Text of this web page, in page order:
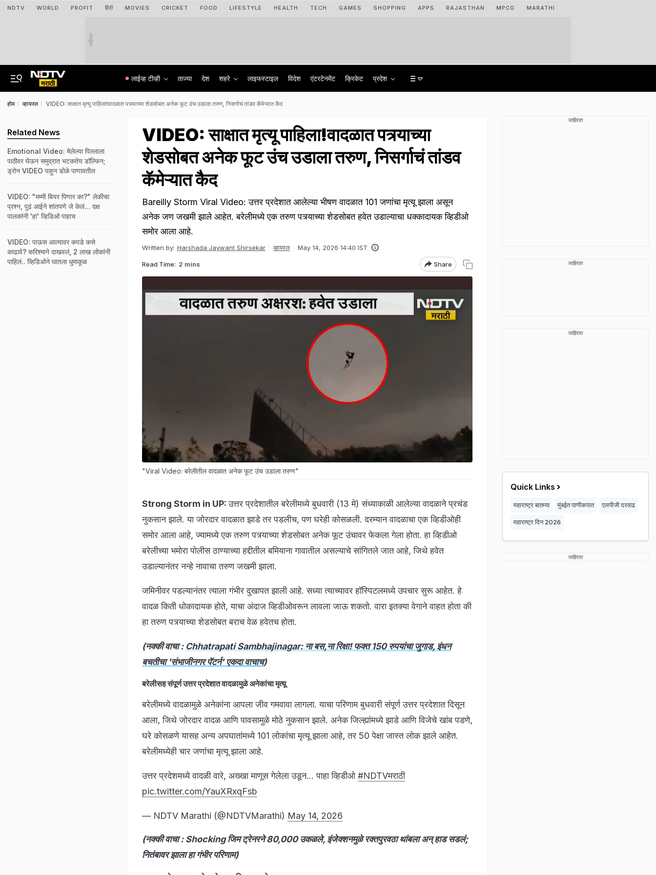
NDTV WORLD PROFIT हिंदी MOVIES CRICKET FOOD LIFESTYLE HEALTH TECH GAMES SHOPPING APPS RAJASTHAN MPCG MARATHI
जाहिरात
लाईव्ह टीव्ही ताज्या देश शहरे लाइफस्टाइल विदेश एंटरटेनमेंट क्रिकेट प्रदेश
होम व्हायरल VIDEO: साक्षात मृत्यू पाहिला!वादळात पत्र्याच्या शेडसोबत अनेक फूट उंच उडाला तरुण, निसर्गाचं तांडव कॅमेऱ्यात कैद
VIDEO: साक्षात मृत्यू पाहिला!वादळात पत्र्याच्या
शेडसोबत अनेक फूट उंच उडाला तरुण, निसर्गाचं तांडव
कॅमेऱ्यात कैद
Bareilly Storm Viral Video: उत्तर प्रदेशात आलेल्या भीषण वादळात 101 जणांचा मृत्यू झाला असून
अनेक जण जखमी झाले आहेत. बरेलीमध्ये एक तरुण पत्र्याच्या शेडसोबत हवेत उडाल्याचा धक्कादायक व्हिडीओ
समोर आला आहे.
Written by: Harshada Jaywant Shirsekar व्हायरल May 14, 2026 14:40 IST
Read Time: 2 mins Share
"Viral Video: बरेलीतील वादळात अनेक फूट उंच उडाला तरुण"
Strong Storm in UP:उत्तर प्रदेशातील बरेलीमध्ये बुधवारी (13 मे) संध्याकाळी आलेल्या वादळाने प्रचंड
नुकसान झाले. या जोरदार वादळात झाडे तर पडलीच, पण घरेही कोसळली. दरम्यान वादळाचा एक व्हिडीओही
समोर आला आहे, ज्यामध्ये एक तरुण पत्र्याच्या शेडसोबत अनेक फूट उंचावर फेकला गेला होता. हा व्हिडीओ
बरेलीच्या भमोरा पोलीस ठाण्याच्या हद्दीतील बमियाना गावातील असल्याचे सांगितले जात आहे, जिथे हवेत
उडाल्यानंतर नन्हे नावाचा तरुण जखमी झाला.
जमिनीवर पडल्यानंतर त्याला गंभीर दुखापत झाली आहे. सध्या त्याच्यावर हॉस्पिटलमध्ये उपचार सुरू आहेत. हे
वादळ किती धोकादायक होते, याचा अंदाज व्हिडीओवरून लावला जाऊ शकतो. वारा इतक्या वेगाने वाहत होता की
हा तरुण पत्र्याच्या शेडसोबत बराच वेळ हवेतच होता.
(नक्की वाचा : Chhatrapati Sambhajinagar: ना बस,ना रिक्षा! फक्त 150 रुपयांचा जुगाड, इंधन
बचतीचा 'संभाजीनगर पॅटर्न' एकदा वाचाच)
बरेलीसह संपूर्ण उत्तर प्रदेशात वादळामुळे अनेकांचा मृत्यू
बरेलीमध्ये वादळामुळे अनेकांना आपला जीव गमवावा लागला. याचा परिणाम बुधवारी संपूर्ण उत्तर प्रदेशात दिसून
आला, जिथे जोरदार वादळ आणि पावसामुळे मोठे नुकसान झाले. अनेक जिल्ह्यांमध्ये झाडे आणि विजेचे खांब पडणे,
घरे कोसळणे यासह अन्य अपघातांमध्ये 101 लोकांचा मृत्यू झाला आहे, तर 50 पेक्षा जास्त लोक झाले आहेत.
बरेलीमध्येही चार जणांचा मृत्यू झाला आहे.
उत्तर प्रदेशमध्ये वादळी वारे, अख्खा माणूस गेलेला उडून... पाहा व्हिडीओ#NDTVमराठी
pic.twitter.com/YauXRxqFsb
— NDTV Marathi (@NDTVMarathi) May 14, 2026
(नक्की वाचा : Shocking जिम ट्रेनरने 80,000 उकळले, इंजेक्शनमुळे रक्तपुरवठा थांबला अन् हाड सडलं;
नितंबावर झाला हा गंभीर परिणाम)
Related News
Emotional Video: मेलेल्या पिल्लाला
पाठीवर घेऊन समुद्रात भटकतेय डॉल्फिन;
ड्रोन VIDEO पाहून डोळे पाणावतील
VIDEO: "मम्मी बियर पिणार का?" लेकीचा
प्रश्न, पुढं आईने शांतपणे जे केलं... दक्ष
पालकांनी 'हा' व्हिडिओ पाहाच
VIDEO: पाऊस आल्यावर कपडे कसे
काढावे? करिश्माने दाखवलं, 2 लाख लोकांनी
पाहिलं.. व्हिडिओने घातला धुमाकूळ
जाहिरात
जाहिरात
जाहिरात
Quick Links
महाराष्ट्र बातम्या मुंबईत पाणीकपात एलपीजी दरवाढ
महाराष्ट्र दिन 2026
जाहिरात